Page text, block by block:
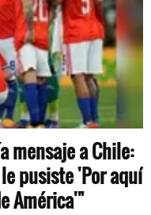
mensaje a Chile:
pusiste 'Por aquí
América'"